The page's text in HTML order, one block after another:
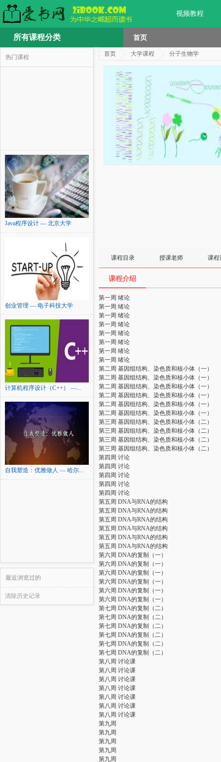
视频教程
所有课程分类 首页
热门课程
Java程序设计 — 北京大学
创业管理 — 电子科技大学
计算机程序设计（C++） —...
自我塑造：优雅做人 — 哈尔...
最近浏览过的
清除历史记录
首页 大学课程 分子生物学
课程目录 授课老师 课程
课程介绍
第一周 绪论
第一周 绪论
第一周 绪论
第一周 绪论
第一周 绪论
第一周 绪论
第一周 绪论
第一周 绪论
第二周 基因组结构、染色质和核小体（一）
第二周 基因组结构、染色质和核小体（一）
第二周 基因组结构、染色质和核小体（一）
第二周 基因组结构、染色质和核小体（一）
第二周 基因组结构、染色质和核小体（一）
第二周 基因组结构、染色质和核小体（一）
第三周 基因组结构、染色质和核小体（二）
第三周 基因组结构、染色质和核小体（二）
第三周 基因组结构、染色质和核小体（二）
第三周 基因组结构、染色质和核小体（二）
第四周 讨论
第四周 讨论
第四周 讨论
第四周 讨论
第四周 讨论
第五周 DNA与RNA的结构
第五周 DNA与RNA的结构
第五周 DNA与RNA的结构
第五周 DNA与RNA的结构
第五周 DNA与RNA的结构
第五周 DNA与RNA的结构
第六周 DNA的复制（一）
第六周 DNA的复制（一）
第六周 DNA的复制（一）
第六周 DNA的复制（一）
第六周 DNA的复制（一）
第六周 DNA的复制（一）
第七周 DNA的复制（二）
第七周 DNA的复制（二）
第七周 DNA的复制（二）
第七周 DNA的复制（二）
第七周 DNA的复制（二）
第七周 DNA的复制（二）
第八周 讨论课
第八周 讨论课
第八周 讨论课
第八周 讨论课
第八周 讨论课
第八周 讨论课
第八周 讨论课
第九周
第九周
第九周
第九周
第九周